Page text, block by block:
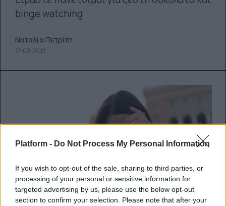
Platform - Do Not Process My Personal Information
If you wish to opt-out of the sale, sharing to third parties, or
processing of your personal or sensitive information for
targeted advertising by us, please use the below opt-out
section to confirm your selection. Please note that after your
binge watching
Ναταλία Πετρίτη
27.08.2021